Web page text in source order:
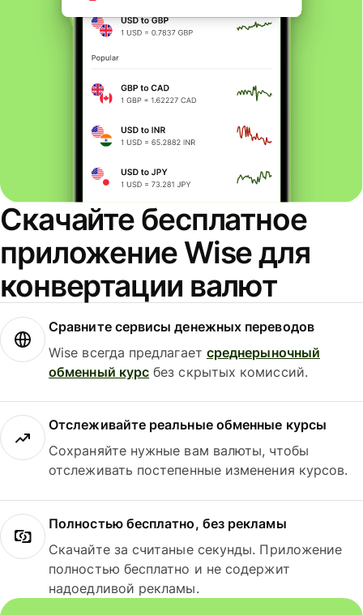
Скачайте бесплатное
приложение Wise для
конвертации валют
Сравните сервисы денежных переводов
Wise всегда предлагает среднерыночный
обменный курс без скрытых комиссий.
Отслеживайте реальные обменные курсы
Сохраняйте нужные вам валюты, чтобы
отслеживать постепенные изменения курсов.
Полностью бесплатно, без рекламы
Скачайте за считаные секунды. Приложение
полностью бесплатно и не содержит
надоедливой рекламы.